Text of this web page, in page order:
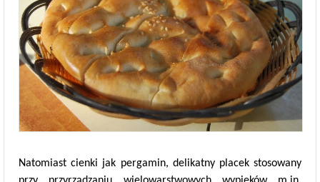
Natomiast cienki jak pergamin, delikatny placek stosowany